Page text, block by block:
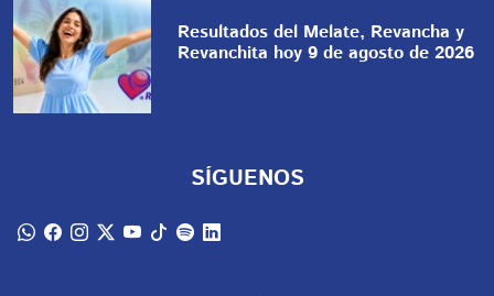
Resultados del Melate, Revancha y
Revanchita hoy 9 de agosto de 2026
SÍGUENOS